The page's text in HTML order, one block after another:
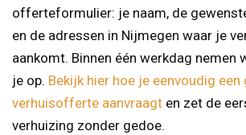
offerteformulier: je naam, de
en de adressen in Nijmegen waar je
aankomt. Binnen één werkdag nemen
je op. Bekijk hier hoe je eenvoudig een
verhuisofferte aanvraagt en zet de
verhuizing zonder gedoe.